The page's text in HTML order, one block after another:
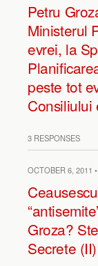
Petru
Ministerul
evrei, la
peste tot
Consiliului
3 RESPONSES
OCTOBER 6, 2011
Groza?
Secrete (II)